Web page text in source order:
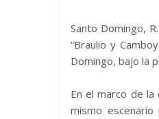
Santo Domingo,
“Braulio y
Domingo, bajo la
En el marco de
mismo